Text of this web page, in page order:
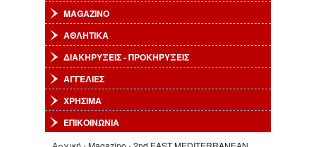
MAGAZINO
ΑΘΛΗΤΙΚΑ
ΔΙΑΚΗΡΥΞΕΙΣ - ΠΡΟΚΗΡΥΞΕΙΣ
ΑΓΓΕΛΙΕΣ
ΧΡΗΣΙΜΑ
ΕΠΙΚΟΙΝΩΝΙΑ